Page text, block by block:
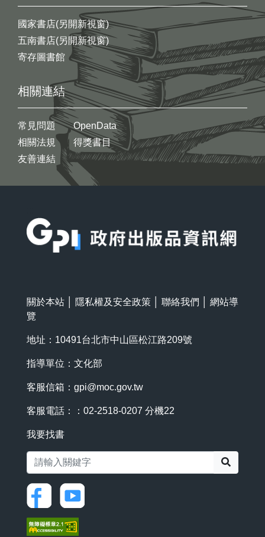
國家書店(另開新視窗)
五南書店(另開新視窗)
寄存圖書館
相關連結
常見問題
相關法規
友善連結
OpenData
得獎書目
關於本站 隱私權及安全政策 聯絡我們
網站導
覽
地址：10491台北市中山區松江路209號
指導單位：文化部
客服信箱： gpi@moc.gov.tw
客服電話：：02-2518-0207 分機22
我要找書